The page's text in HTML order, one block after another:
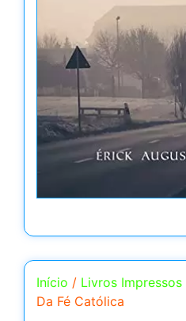
Início / Livros Impressos
Da Fé Católica